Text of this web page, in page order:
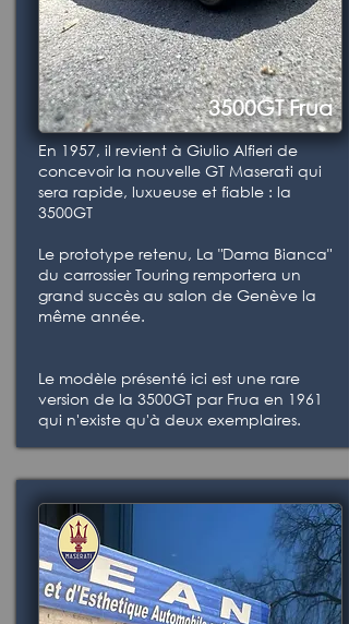
3500GT Frua
En 1957, il revient à Giulio Alfieri de
concevoir la nouvelle GT Maserati qui
sera rapide, luxueuse et fiable : la
3500GT
Le prototype retenu, La "Dama Bianca"
du carrossier Touring remportera un
grand succès au salon de Genève la
même année.
Le modèle présenté ici est une rare
version de la 3500GT par Frua en 1961
qui n'existe qu'à deux exemplaires.